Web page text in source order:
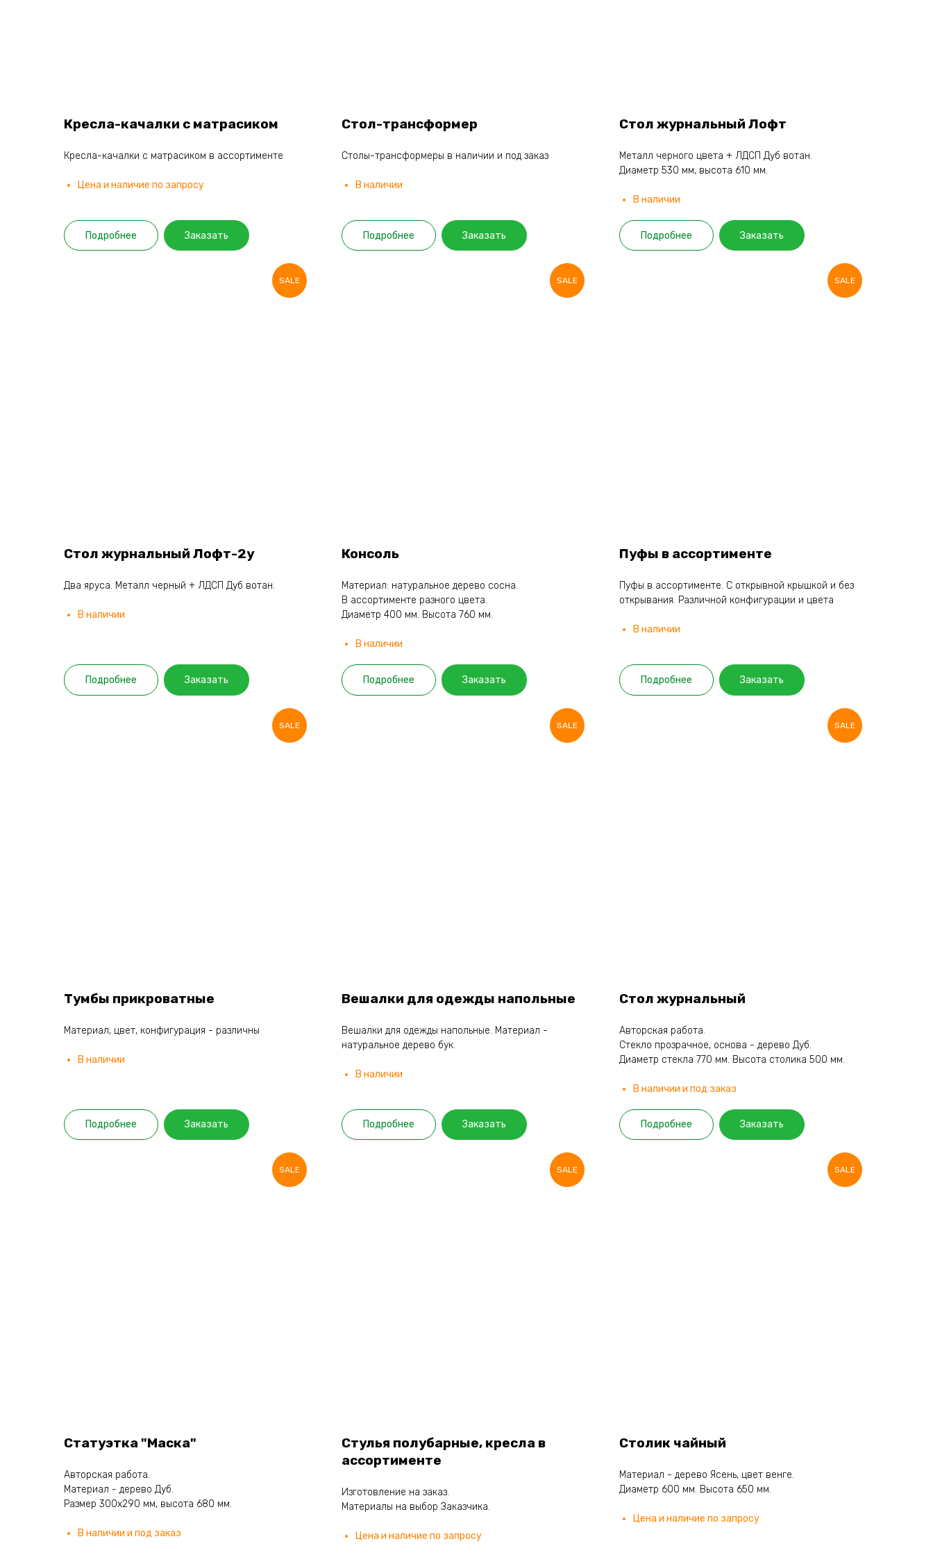
Кресла-качалки с матрасиком
Кресла-качалки с матрасиком в ассортименте
Цена и наличие по запросу
Подробнее Заказать
Стол-трансформер
Столы-трансформеры в наличии и под заказ
В наличии
Подробнее Заказать
Стол журнальный Лофт
Металл черного цвета + ЛДСП Дуб вотан.
Диаметр 530 мм, высота 610 мм.
В наличии
Подробнее Заказать
SALE
Стол журнальный Лофт-2у
Два яруса. Металл черный + ЛДСП Дуб вотан.
В наличии
Подробнее Заказать
SALE
Консоль
Материал: натуральное дерево сосна.
В ассортименте разного цвета.
Диаметр 400 мм. Высота 760 мм.
В наличии
Подробнее Заказать
SALE
Пуфы в ассортименте
Пуфы в ассортименте. С открывной крышкой и без
открывания. Различной конфигурации и цвета
В наличии
Подробнее Заказать
SALE
Тумбы прикроватные
Материал, цвет, конфигурация - различны
В наличии
Подробнее Заказать
SALE
Вешалки для одежды напольные
Вешалки для одежды напольные. Материал -
натуральное дерево бук.
В наличии
Подробнее Заказать
SALE
Стол журнальный
Авторская работа.
Стекло прозрачное, основа - дерево Дуб.
Диаметр стекла 770 мм. Высота столика 500 мм.
В наличии и под заказ
Подробнее Заказать
SALE
Статуэтка "Маска"
Авторская работа.
Материал - дерево Дуб.
Размер 300х290 мм, высота 680 мм.
В наличии и под заказ
SALE
Стулья полубарные, кресла в
ассортименте
Изготовление на заказ.
Материалы на выбор Заказчика.
Цена и наличие по запросу
SALE
Столик чайный
Материал - дерево Ясень, цвет венге.
Диаметр 600 мм. Высота 650 мм.
Цена и наличие по запросу